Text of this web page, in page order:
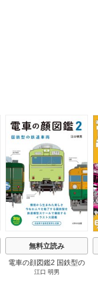
無料立読み
電車の顔図鑑2 国鉄型の
鉄道車両 1巻
江口 明男